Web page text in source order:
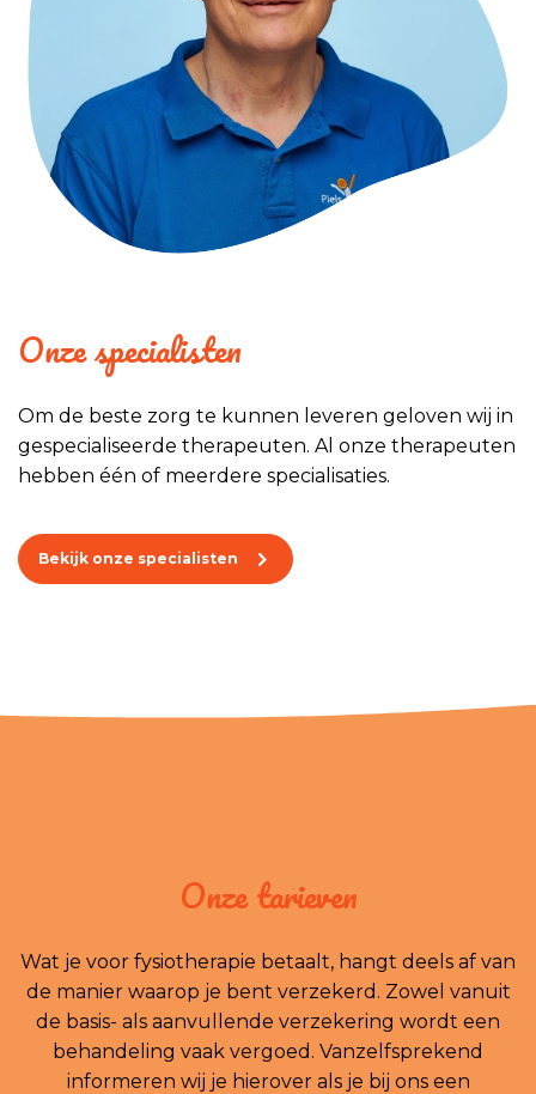
Onze specialisten
Om de beste zorg te kunnen leveren geloven wij in
gespecialiseerde therapeuten. Al onze therapeuten
hebben één of meerdere specialisaties.
Bekijk onze specialisten
Onze tarieven
Wat je voor fysiotherapie betaalt, hangt deels af van
de manier waarop je bent verzekerd. Zowel vanuit
de basis- als aanvullende verzekering wordt een
behandeling vaak vergoed. Vanzelfsprekend
informeren wij je hierover als je bij ons een